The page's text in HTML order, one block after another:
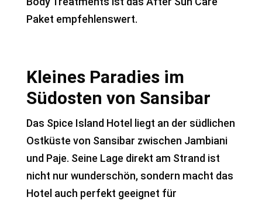
Paket empfehlenswert.
Kleines Paradies im
Südosten von Sansibar
Das Spice Island Hotel liegt an der südlichen
Ostküste von Sansibar zwischen Jambiani
und Paje. Seine Lage direkt am Strand ist
nicht nur wunderschön, sondern macht das
Hotel auch perfekt geeignet für